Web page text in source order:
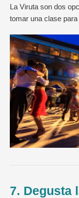
La Viruta son dos
tomar una clase
7. Degusta